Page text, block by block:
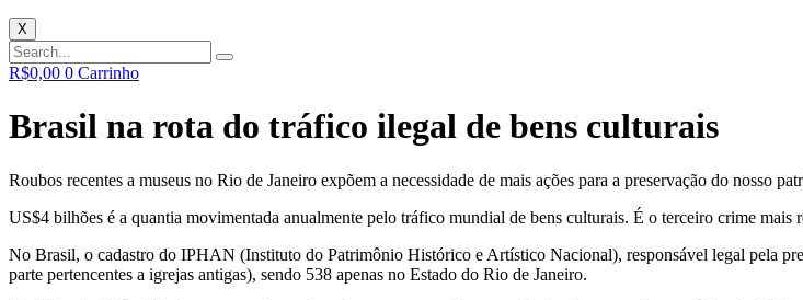
X
R$0,00 0 Carrinho
Brasil na rota do tráfico ilegal de bens culturais
Roubos recentes a museus no Rio de Janeiro expõem a necessidade de mais ações para a preservação do nosso
US$4 bilhões é a quantia movimentada anualmente pelo tráfico mundial de bens culturais. É o terceiro crime mais
No Brasil, o cadastro do IPHAN (Instituto do Patrimônio Histórico e Artístico Nacional), responsável legal pela
parte pertencentes a igrejas antigas), sendo 538 apenas no Estado do Rio de Janeiro.